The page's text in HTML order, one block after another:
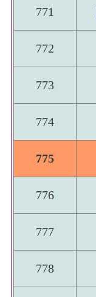
771
772
773
774
775
776
777
778